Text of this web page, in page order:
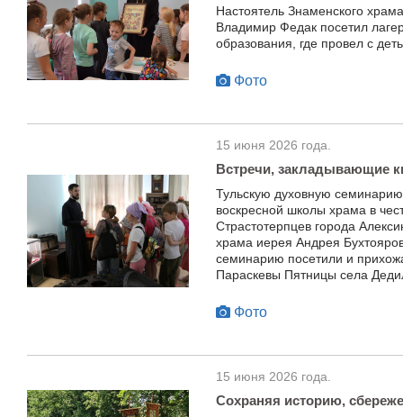
Настоятель Знаменского
Владимир Федак посетил
образования, где провел с
Фото
15 июня 2026 года.
Встречи, закладывающие
Тульскую духовную
воскресной школы храма в
Страстотерпцев города
храма иерея Андрея
семинарию посетили и
Параскевы Пятницы села
Фото
15 июня 2026 года.
Сохраняя историю,